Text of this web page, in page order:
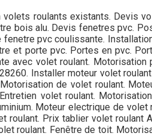
roulants existants. Devis
bois alu. Devis fenetres pvc.
pvc coulissante.
et porte pvc. Portes en pvc.
avec volet roulant. Motorisation
Installer moteur volet
de volet roulant.
volet roulant.
Moteur electrique de volet
Prix tablier volet roulant
roulant. Fenêtre de toit.